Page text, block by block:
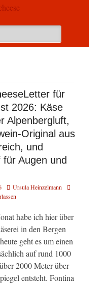
für
2026: Käse
Alpenbergluft,
Original aus
und
Augen und
AutorUrsula Heinzelmann
habe ich hier über
in den Bergen
geht es um einen
auf rund 1000
2000 Meter über
entsteht. Fontina